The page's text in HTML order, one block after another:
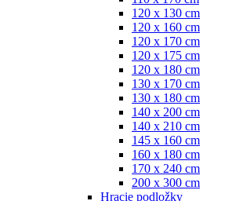
120 x 130 cm
120 x 160 cm
120 x 170 cm
120 x 175 cm
120 x 180 cm
130 x 170 cm
130 x 180 cm
140 x 200 cm
140 x 210 cm
145 x 160 cm
160 x 180 cm
170 x 240 cm
200 x 300 cm
Hracie podložky